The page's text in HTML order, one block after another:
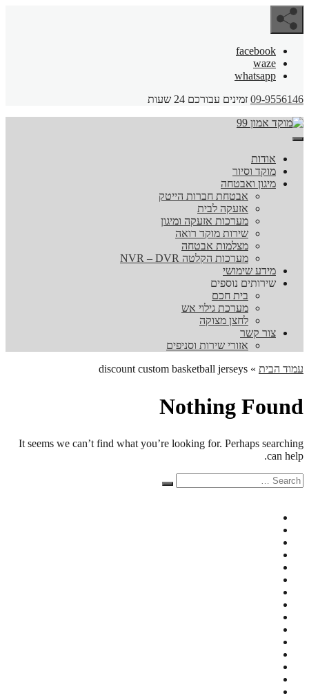
facebook
waze
whatsapp
09-9556146 זמינים עבורכם 24 שעות
אודות
מוקד וסיור
מיגון ואבטחה
אבטחת חברות הייטק
אזעקה לבית
מערכות אזעקה ומיגון
שירות מוקד רואה
מצלמות אבטחה
מערכות הקלטה NVR – DVR
מידע שימושי
שירותים נוספים
בית חכם
מערכת גילוי אש
לחצן מצוקה
צור קשר
אזורי שירות וסניפים
עמוד הבית »
discount custom basketball jerseys
Nothing Found
It seems we can’t find what you’re looking for. Perhaps searching
can help.
Search
for:
Search